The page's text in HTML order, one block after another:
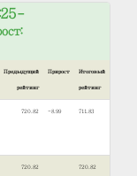
–
Предыдущий
рейтинг
Прирост Итоговый
рейтинг
720.82 -8.99 711.83
720.82 720.82